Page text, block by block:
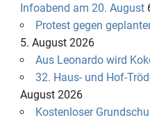
Infoabend am 20. August
Protest gegen
5. August 2026
Aus Leonardo wird
32. Haus- und Hof-
August 2026
Kostenloser